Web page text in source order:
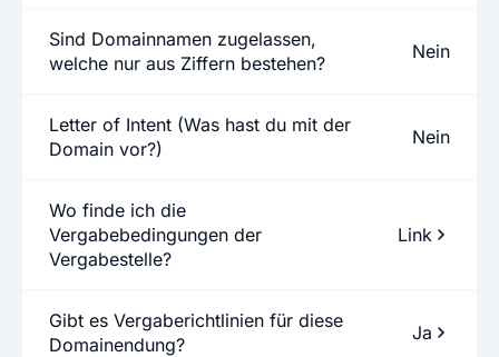
Sind Domainnamen zugelassen,
welche nur aus Ziffern bestehen?
Nein
Letter of Intent (Was hast du mit der
Domain vor?)
Nein
Wo finde ich die
Vergabebedingungen der
Vergabestelle?
Link
Gibt es Vergaberichtlinien für diese
Domainendung?
Ja